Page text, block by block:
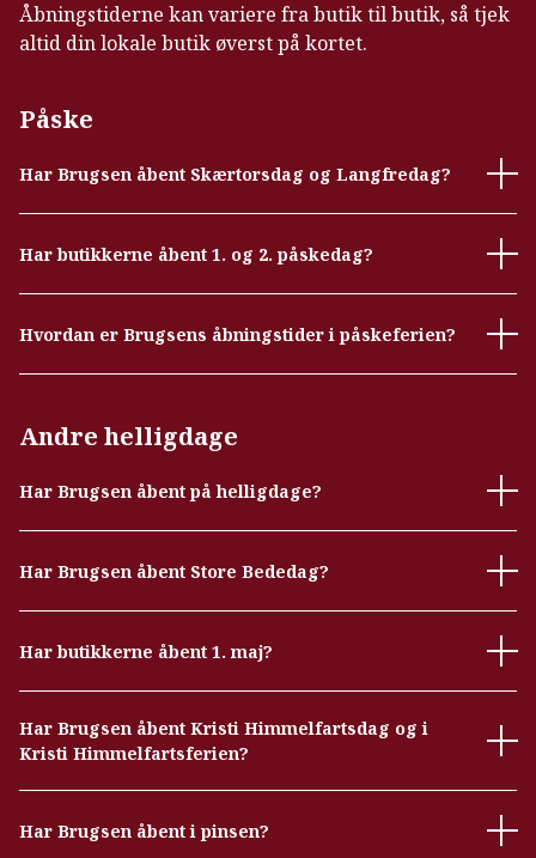
Åbningstiderne kan variere fra butik til butik, så tjek
altid din lokale butik øverst på kortet.
Påske
Har Brugsen åbent Skærtorsdag og Langfredag?
Har butikkerne åbent 1. og 2. påskedag?
Hvordan er Brugsens åbningstider i påskeferien?
Andre helligdage
Har Brugsen åbent på helligdage?
Har Brugsen åbent Store Bededag?
Har butikkerne åbent 1. maj?
Har Brugsen åbent Kristi Himmelfartsdag og i
Kristi Himmelfartsferien?
Har Brugsen åbent i pinsen?